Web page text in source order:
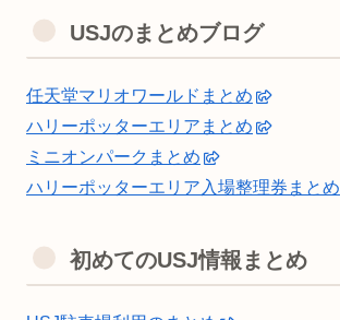
USJのまとめブログ
任天堂マリオワールドまとめ
ハリーポッターエリアまとめ
ミニオンパークまとめ
ハリーポッターエリア入場整理券まとめ
初めてのUSJ情報まとめ